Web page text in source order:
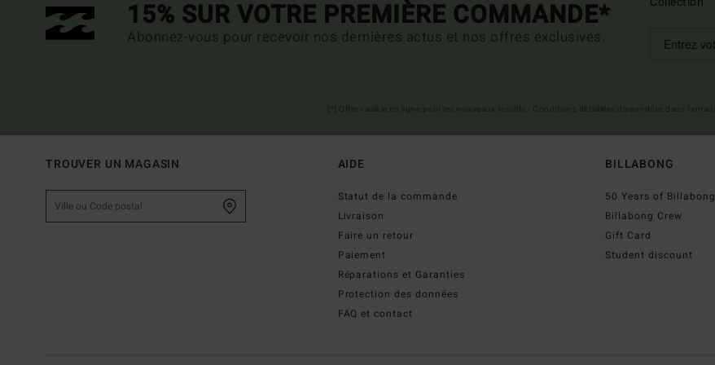
15% SUR VOTRE PREMIÈRE COMMANDE*
Abonnez-vous pour recevoir nos dernières actus et nos offres exclusives.
TROUVER UN MAGASIN AIDE
Statut de la commande
Livraison
Faire un retour
Paiement
Réparations et Garanties
Protection des données
FAQ et contact
BILLABONG
50 Years of Billabong
Billabong Crew
Gift Card
Student discount